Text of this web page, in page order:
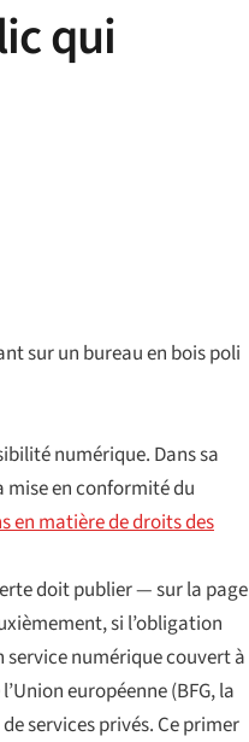
qui
sur un bureau en bois poli
numérique. Dans sa
mise en conformité du
en matière de droits des
doit publier — sur la page
si l’obligation
service numérique couvert à
européenne(BFG, la
services privés. Ce primer